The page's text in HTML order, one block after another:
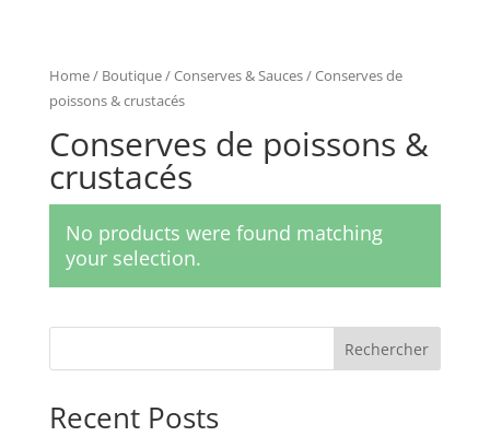
Home/ Boutique/Conserves & Sauces/ Conserves de
poissons & crustacés
Conserves de poissons &
crustacés
No products were found matching
your selection.
Rechercher
Recent Posts